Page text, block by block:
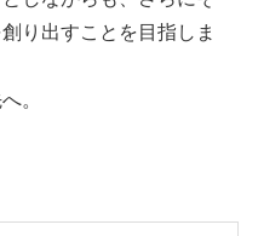
り出すことを目指しま
。